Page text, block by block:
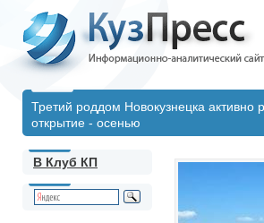
Третий роддом Новокузнецка активно
открытие - осенью
В Клуб КП